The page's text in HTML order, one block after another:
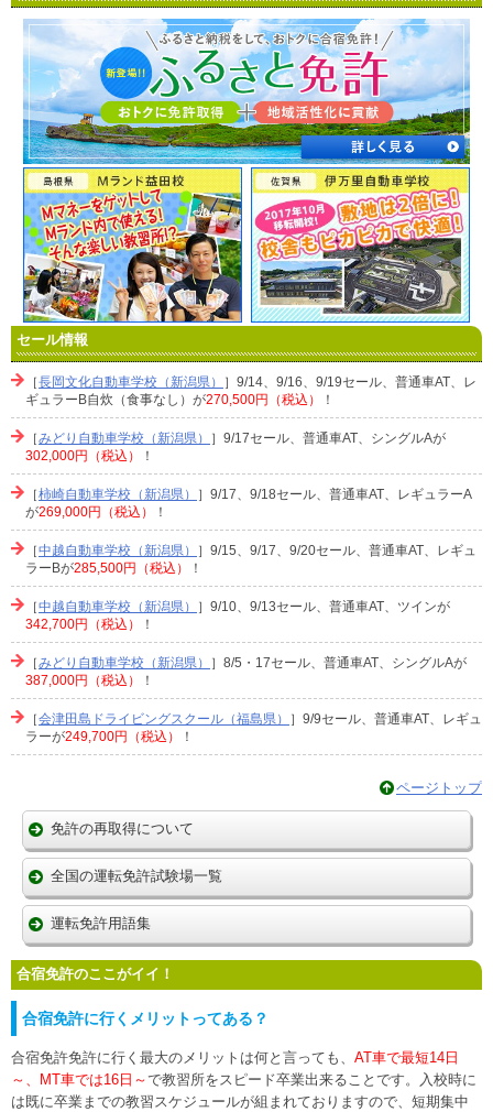
セール情報
［長岡文化自動車学校（新潟県）
］9/14、9/16、9/19セール、普通車AT、レ
ギュラーB自炊（食事なし）が270,500円（税込） ！
［みどり自動車学校（新潟県）
］9/17セール、普通車AT、シングルAが
302,000円（税込）
！
［柿崎自動車学校（新潟県）
］9/17、9/18セール、普通車AT、レギュラーA
が269,000円（税込） ！
［中越自動車学校（新潟県）
］9/15、9/17、9/20セール、普通車AT、レギュ
ラーBが285,500円（税込） ！
［中越自動車学校（新潟県）
］9/10、9/13セール、普通車AT、ツインが
342,700円（税込）
！
［みどり自動車学校（新潟県）
］8/5・17セール、普通車AT、シングルAが
387,000円（税込）
！
［会津田島ドライビングスクール（福島県）
］9/9セール、普通車AT、レギュ
ラーが249,700円（税込） ！
ページトップ
免許の再取得について
全国の運転免許試験場一覧
運転免許用語集
合宿免許のここがイイ！
合宿免許に行くメリットってある？
合宿免許免許に行く最大のメリットは何と言っても、 AT車で最短14日
～、MT車では16日～で教習所をスピード卒業出来ることです。入校時に
は既に卒業までの教習スケジュールが組まれておりますので、短期集中